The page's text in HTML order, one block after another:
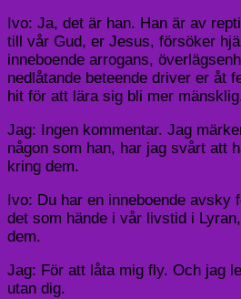
Ivo: Ja, det är han. Han är av
till vår Gud, er Jesus, försöker
inneboende arrogans,
nedlåtande beteende driver er åt
hit för att lära sig bli mer
Jag: Ingen kommentar. Jag
någon som han, har jag svårt att
kring dem.
Ivo: Du har en inneboende avsky
det som hände i vår livstid i
dem.
Jag: För att låta mig fly. Och jag
utan dig.